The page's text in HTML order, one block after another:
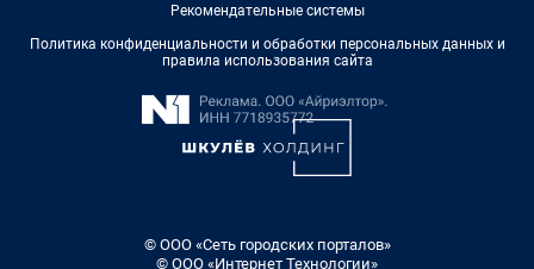
Рекомендательные системы
Политика конфиденциальности и обработки персональных данных и
правила использования сайта
© ООО «Сеть городских порталов»
© ООО «Интернет Технологии»